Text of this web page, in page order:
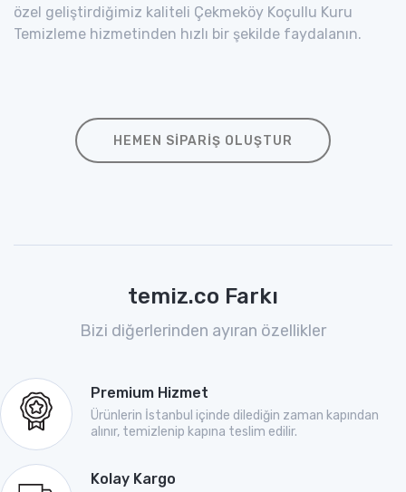
özel geliştirdiğimiz kaliteli Çekmeköy Koçullu Kuru
Temizleme hizmetinden hızlı bir şekilde faydalanın.
HEMEN SIPARIŞ OLUŞTUR
temiz.co Farkı
Bizi diğerlerinden ayıran özellikler
Premium Hizmet
Ürünlerin İstanbul içinde dilediğin zaman kapından
alınır, temizlenip kapına teslim edilir.
Kolay Kargo